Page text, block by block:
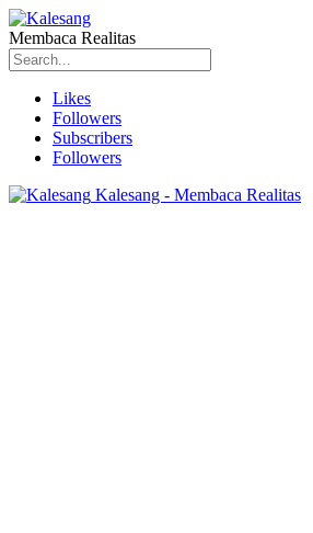
Membaca Realitas
Likes
Followers
Subscribers
Followers
Kalesang - Membaca Realitas